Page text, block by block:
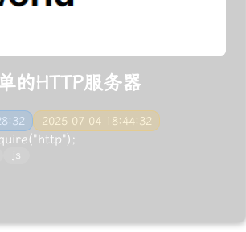
的HTTP服务器
2025-07-04 18:44:32
js